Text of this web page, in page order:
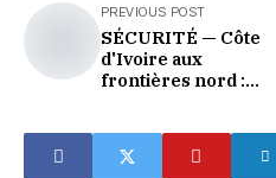
PREVIOUS POST
SÉCURITÉ — Côte
d'Ivoire aux
frontières nord :